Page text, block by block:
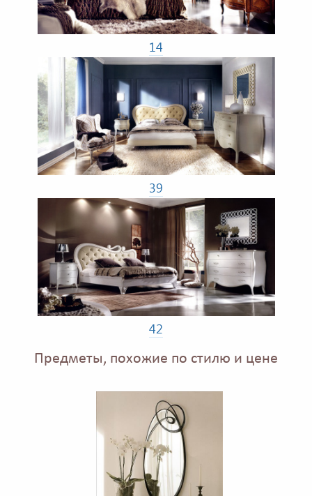
14
39
42
Предметы, похожие по стилю и цене